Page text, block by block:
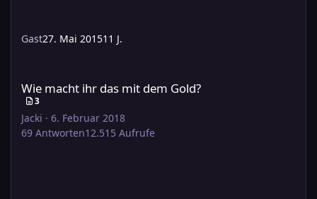
Gast27. Mai 201511 J.
Wie macht ihr das mit dem Gold?
3
Jacki · 6. Februar 2018
69 Antworten12.515 Aufrufe